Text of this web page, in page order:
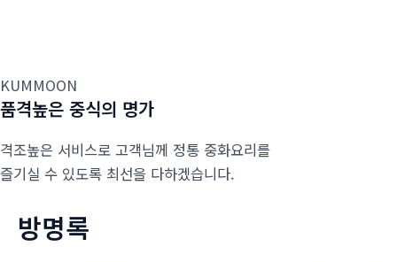
KUMMOON
품격높은 중식의 명가
격조높은 서비스로 고객님께 정통 중화요리를
즐기실 수 있도록 최선을 다하겠습니다.
방명록